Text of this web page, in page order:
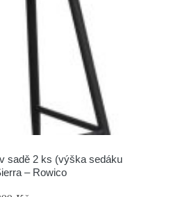
sadě 2 ks (výška sedáku
– Rowico